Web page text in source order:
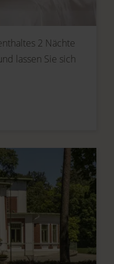
2 Nächte
lassen Sie sich